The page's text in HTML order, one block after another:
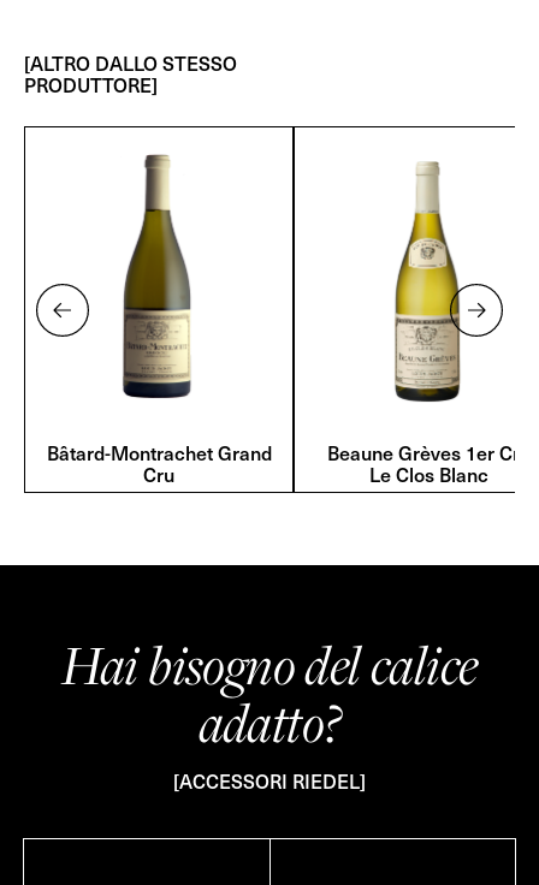
[ALTRO DALLO STESSO
PRODUTTORE]
Bâtard-Montrachet Grand
Cru
Beaune Grèves 1er Cru
Le Clos Blanc
Hai bisogno del calice
adatto?
[ACCESSORI RIEDEL]